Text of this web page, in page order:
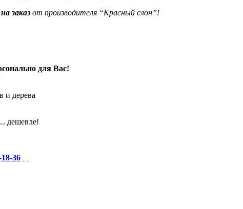
заказ от производителя “Красный слон”!
для Вас!
и дерева
дешевле!
36